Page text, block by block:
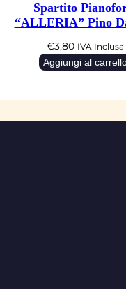
Spartito
“ALLERIA” Pino
€3,80 IVA Inclusa
Aggiungi al